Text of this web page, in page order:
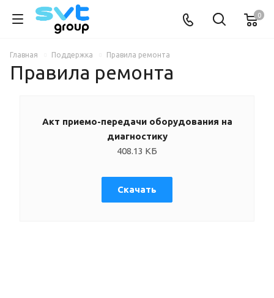
0
Главная Поддержка Правила ремонта
Правила ремонта
Акт приемо-передачи оборудования на
диагностику
408.13 КБ
Скачать